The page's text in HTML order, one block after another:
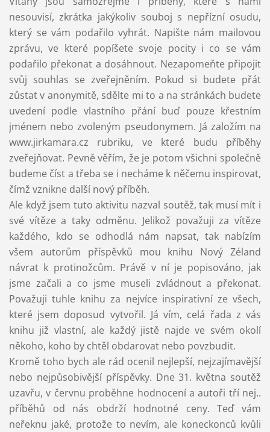
nesouvisí, zkrátka jakýkoliv souboj s nepřízní osudu,
který se vám podařilo vyhrát. Napište nám mailovou
zprávu, ve které popíšete svoje pocity i co se vám
podařilo překonat a dosáhnout. Nezapomeňte připojit
svůj souhlas se zveřejněním. Pokud si budete přát
zůstat v anonymitě, sdělte mi to a na stránkách budete
uvedení podle vlastního přání buď pouze křestním
jménem nebo zvoleným pseudonymem. Já založím na
www.jirkamara.cz rubriku, ve které budu příběhy
zveřejňovat. Pevně věřím, že je potom všichni společně
budeme číst a třeba se i necháme k něčemu inspirovat,
čímž vznikne další nový příběh.
Ale když jsem tuto aktivitu nazval soutěž, tak musí mít i
své vítěze a taky odměnu. Jelikož považuji za vítěze
každého, kdo se odhodlá nám napsat, tak nabízím
všem autorům příspěvků mou knihu Nový Zéland
návrat k protinožcům. Právě v ní je popisováno, jak
jsme začali a co jsme museli zvládnout a překonat.
Považuji tuhle knihu za nejvíce inspirativní ze všech,
které jsem doposud vytvořil. Já vím, celá řada z vás
knihu již vlastní, ale každý jistě najde ve svém okolí
někoho, koho by chtěl obdarovat nebo povzbudit.
Kromě toho bych ale rád ocenil nejlepší, nejzajímavější
nebo nejpůsobivější příspěvky. Dne 31. května soutěž
uzavřu, v červnu proběhne hodnocení a autoři tří nej..
příběhů od nás obdrží hodnotné ceny. Teď vám
neřeknu jaké, protože to nevím, ale koneckonců kvůli